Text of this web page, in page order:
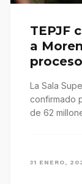
TEPJF
a
La Sala
confirmado
de 62
31 ENERO,